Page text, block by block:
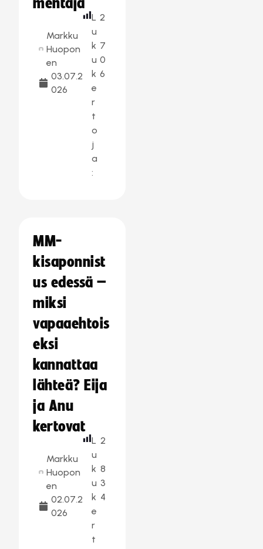
mentaja
Markku
Huopon
en
03.07.2
026
L
u
k
u
k
e
r
t
o
j
a
:
2
7
0
6
MM-
kisaponnist
us edessä –
miksi
vapaaehtois
eksi
kannattaa
lähteä? Eija
ja Anu
kertovat
Markku
Huopon
en
02.07.2
026
L
u
k
u
k
e
r
t
2
8
3
4